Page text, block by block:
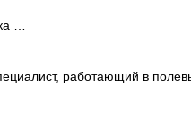
…
работающий в